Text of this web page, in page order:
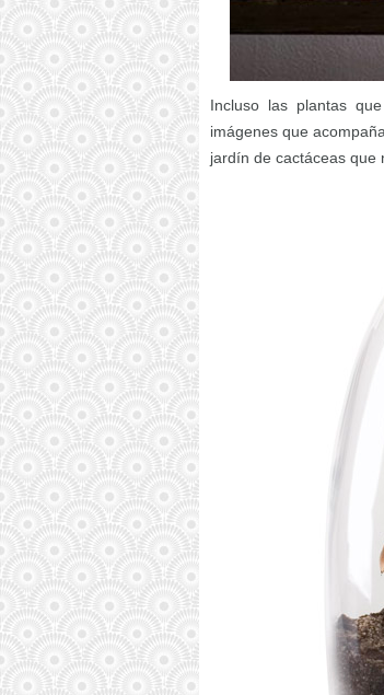
Incluso las plantas
imágenes que
jardín de cactáceas que